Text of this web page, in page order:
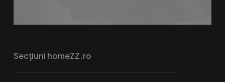
Secțiuni homeZZ.ro